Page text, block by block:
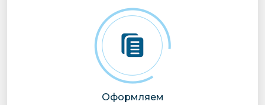
Оформляем